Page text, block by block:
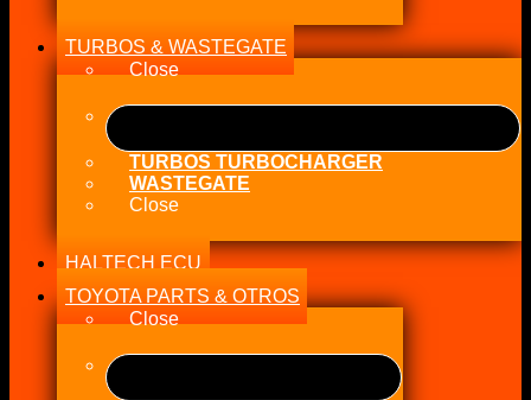
TURBOS & WASTEGATE
Close
TURBOS TURBOCHARGER
WASTEGATE
Close
HALTECH ECU
TOYOTA PARTS & OTROS
Close